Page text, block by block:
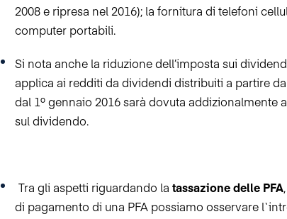
2008 e ripresa nel 2016); la fornitura di telefoni
computer portabili.
Si nota anche la riduzione dell’imposta sui
applica ai redditi da dividendi distribuiti a partire
dal 1ºgennaio 2016 sarà dovuta addizionalmente
sul dividendo.
Tra gli aspetti riguardando la tassazione delle PFA
di pagamento di una PFA possiamo osservare